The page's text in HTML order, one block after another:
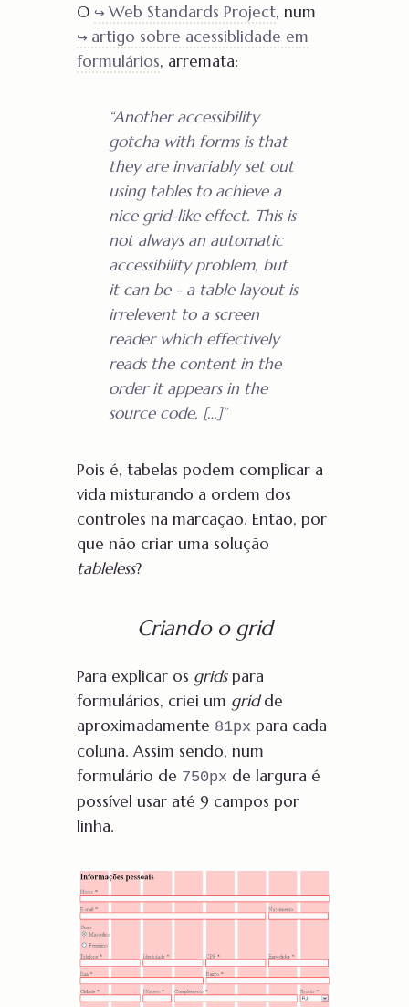
O
Web Standards Project, num
artigo sobre acessiblidade em
formulários, arremata:
“Another accessibility
gotcha with forms is that
they are invariably set out
using tables to achieve a
nice grid-like effect. This is
not always an automatic
accessibility problem, but
it can be - a table layout is
irrelevent to a screen
reader which effectively
reads the content in the
order it appears in the
source code. […]”
Pois é, tabelas podem complicar a
vida misturando a ordem dos
controles na marcação. Então, por
que não criar uma solução
tableless?
Criando o grid
Para explicar os gridspara
formulários, criei um gridde
aproximadamente 81px para cada
coluna. Assim sendo, num
formulário de 750px de largura é
possível usar até 9 campos por
linha.